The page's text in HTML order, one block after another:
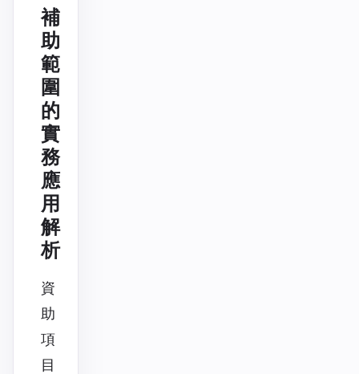
補
助
範
圍
的
實
務
應
用
解
析
資
助
項
目